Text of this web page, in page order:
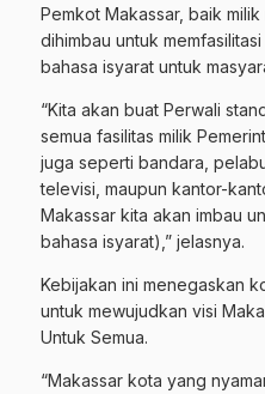
Pemkot Makassar, baik
dihimbau untuk
bahasa isyarat untuk
“Kita akan buat Perwali
semua fasilitas milik
juga seperti bandara,
televisi, maupun kantor-
Makassar kita akan imbau
bahasa isyarat),” jelasnya.
Kebijakan ini menegaskan
untuk mewujudkan visi
Untuk Semua.
“Makassar kota yang